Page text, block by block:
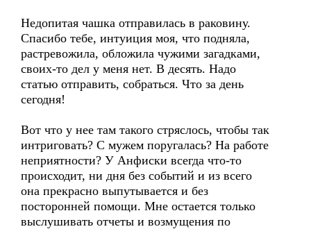
Недопитая чашка отправилась в раковину.
Спасибо тебе, интуиция моя, что подняла,
растревожила, обложила чужими загадками,
своих-то дел у меня нет. В десять. Надо
статью отправить, собраться. Что за день
сегодня!
Вот что у нее там такого стряслось, чтобы так
интриговать? С мужем поругалась? На работе
неприятности? У Анфиски всегда что-то
происходит, ни дня без событий и из всего
она прекрасно выпутывается и без
посторонней помощи. Мне остается только
выслушивать отчеты и возмущения по